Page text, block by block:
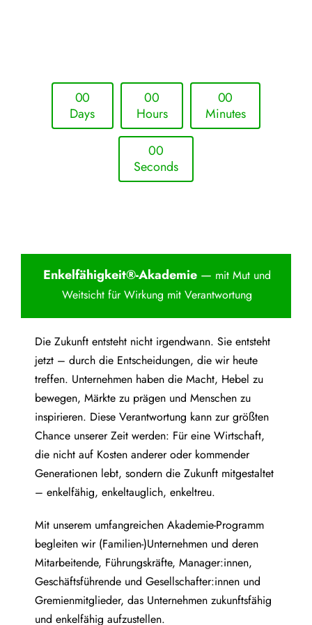
00
Days
00
Hours
00
Minutes
00
Seconds
Enkelfähigkeit®-Akademie— mit Mut und
Weitsicht für Wirkung mit Verantwortung
Die Zukunft entsteht nicht irgendwann. Sie entsteht
jetzt – durch die Entscheidungen, die wir heute
treffen. Unternehmen haben die Macht, Hebel zu
bewegen, Märkte zu prägen und Menschen zu
inspirieren. Diese Verantwortung kann zur größten
Chance unserer Zeit werden: Für eine Wirtschaft,
die nicht auf Kosten anderer oder kommender
Generationen lebt, sondern die Zukunft mitgestaltet
– enkelfähig, enkeltauglich, enkeltreu.
Mit unserem umfangreichen Akademie-Programm
begleiten wir (Familien-)Unternehmen und deren
Mitarbeitende, Führungskräfte, Manager:innen,
Geschäftsführende und Gesellschafter:innen und
Gremienmitglieder, das Unternehmen zukunftsfähig
und enkelfähig aufzustellen.